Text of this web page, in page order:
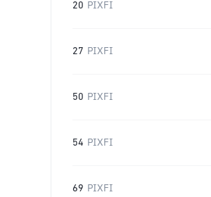
20 PIXFI
27 PIXFI
50 PIXFI
54 PIXFI
69 PIXFI